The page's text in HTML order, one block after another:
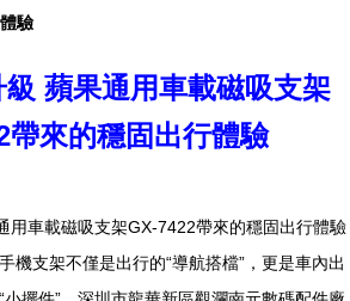
驗
蘋果通用車載磁吸支架
帶來的穩固出行體驗
機支架不僅是出行的“導航搭檔”，更是車內出